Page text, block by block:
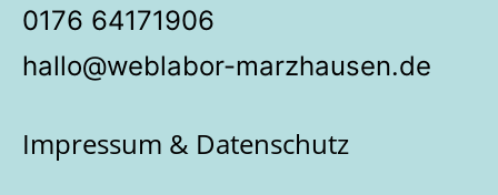
‭0176 64171906‬
hallo@weblabor-marzhausen.de
Impressum & Datenschutz